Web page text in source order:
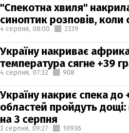
"Спекотна хвиля"
синоптик розповів, коли
4 серпня, 08:00 2339
Україну накриває
температура сягне +39
4 серпня, 07:32 908
Україну накриє спека до
областей пройдуть
на 3 серпня
3 серпня, 09:27 10936